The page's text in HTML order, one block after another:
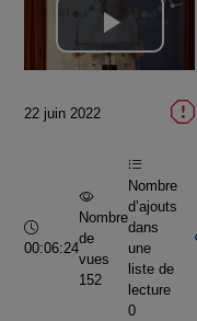
Lire
vidéo
22 juin 2022
Durée :
00:06:24
Nombre
de
vues
152
Nombre
d’ajouts
dans
une
liste de
lecture
0